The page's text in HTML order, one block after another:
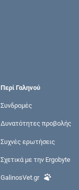
Περί Γαληνού
Συνδρομές
Δυνατότητες προβολής
Συχνές ερωτήσεις
Σχετικά με την Ergobyte
GalinosVet.gr